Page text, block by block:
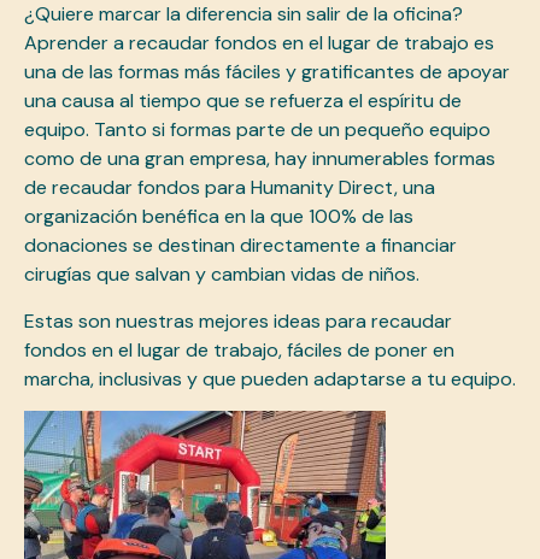
¿Quiere marcar la diferencia sin salir de la oficina?
Aprender a recaudar fondos en el lugar de trabajo es
una de las formas más fáciles y gratificantes de apoyar
una causa al tiempo que se refuerza el espíritu de
equipo. Tanto si formas parte de un pequeño equipo
como de una gran empresa, hay innumerables formas
de recaudar fondos para Humanity Direct, una
organización benéfica en la que 100% de las
donaciones se destinan directamente a financiar
cirugías que salvan y cambian vidas de niños.
Estas son nuestras mejores ideas para recaudar
fondos en el lugar de trabajo, fáciles de poner en
marcha, inclusivas y que pueden adaptarse a tu equipo.